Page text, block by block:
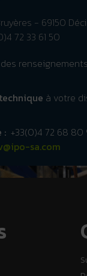
- 69150
72 33 61 50
à votre
: +33(0)4 72 68 80
sa.com